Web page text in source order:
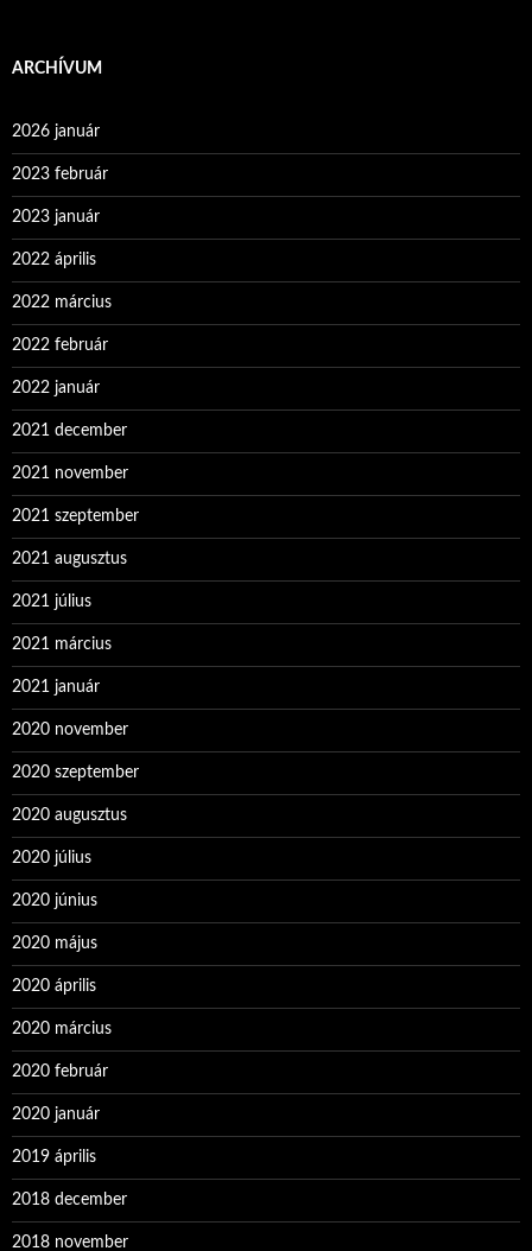
ARCHÍVUM
2026 január
2023 február
2023 január
2022 április
2022 március
2022 február
2022 január
2021 december
2021 november
2021 szeptember
2021 augusztus
2021 július
2021 március
2021 január
2020 november
2020 szeptember
2020 augusztus
2020 július
2020 június
2020 május
2020 április
2020 március
2020 február
2020 január
2019 április
2018 december
2018 november